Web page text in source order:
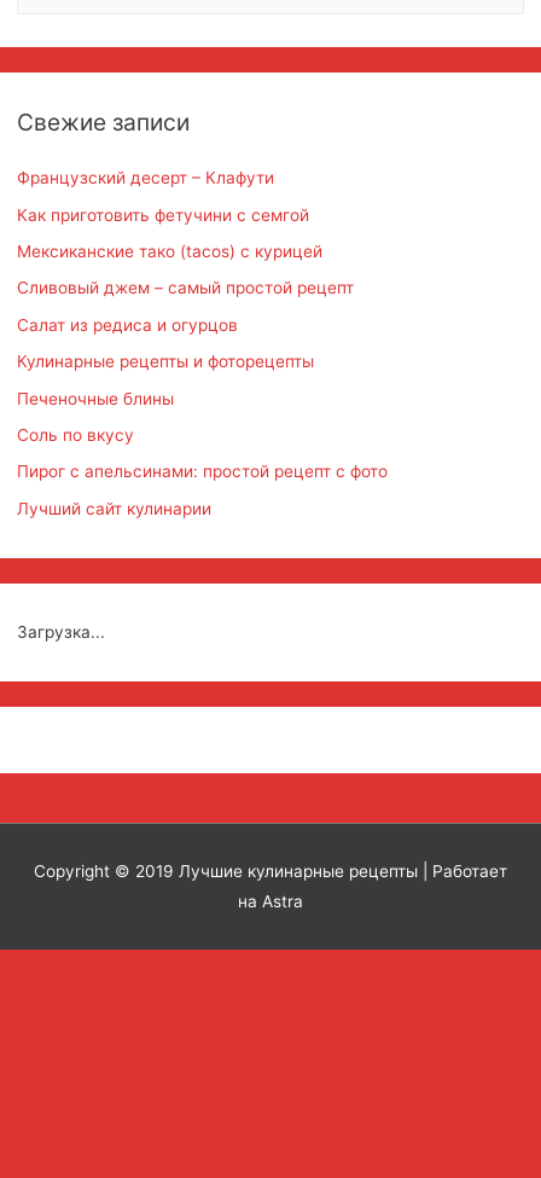
:Свежие записи
Французский десерт – Клафути
Как приготовить фетучини с семгой
Мексиканские тако (tacos) с курицей
Сливовый джем – самый простой рецепт
Салат из редиса и огурцов
Кулинарные рецепты и фоторецепты
Печеночные блины
Соль по вкусу
Пирог с апельсинами: простой рецепт с фото
Лучший сайт кулинарии
Загрузка...
Copyright © 2019 Лучшие кулинарные рецепты | Работает
на Astra